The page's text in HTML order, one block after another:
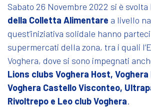
Sabato 26 Novembre 2022 si è svolta
della Colletta Alimentare a livello
quest’iniziativa solidale hanno
supermercati della zona, tra i quali
Voghera, dove si sono impegnati
Lions clubs Voghera Host,
Voghera Castello Visconteo,
Rivoltrepo e Leo club Voghera.